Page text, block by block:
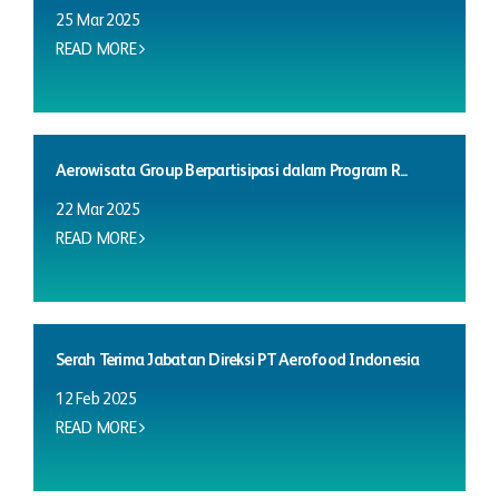
25 Mar 2025
READ MORE
Aerowisata Group Berpartisipasi dalam Program R...
22 Mar 2025
READ MORE
Serah Terima Jabatan Direksi PT Aerofood Indonesia
12 Feb 2025
READ MORE